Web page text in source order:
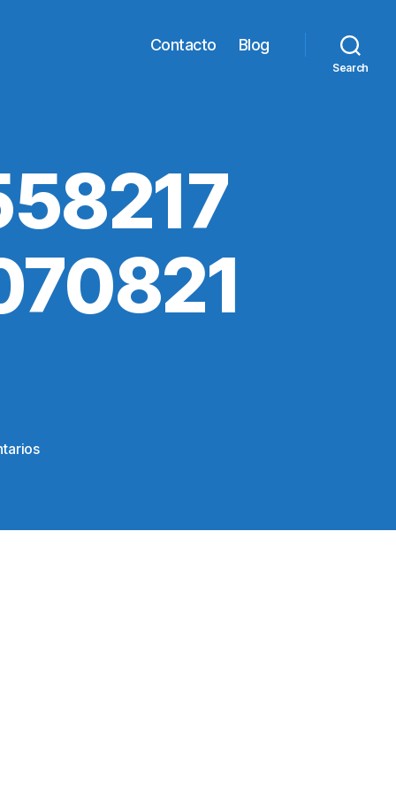
Contacto Blog
Search
en